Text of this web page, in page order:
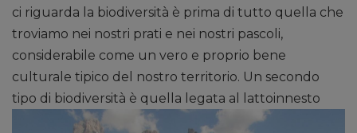
ci riguarda la biodiversità è prima di tutto quella che
troviamo nei nostri prati e nei nostri pascoli,
considerabile come un vero e proprio bene
culturale tipico del nostro territorio. Un secondo
tipo di biodiversità è quella legata al lattoinnesto